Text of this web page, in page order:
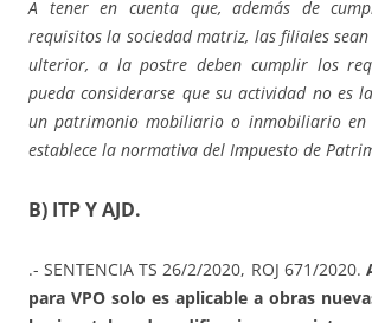
A tener en cuenta que, además de
requisitos la sociedad matriz, las filiales
ulterior, a la postre deben cumplir los
pueda considerarse que su actividad no es
un patrimonio mobiliario o inmobiliario en
establece la normativa del Impuesto de
B) ITP Y AJD.
.- SENTENCIA TS 26/2/2020, ROJ 671/2020.
para VPO solo es aplicable a obras